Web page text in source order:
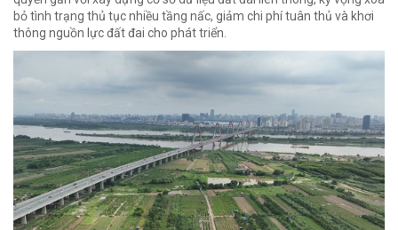
bỏ tình trạng thủ tục nhiều tầng nấc, giảm chi phí tuân thủ và khơi
thông nguồn lực đất đai cho phát triển.